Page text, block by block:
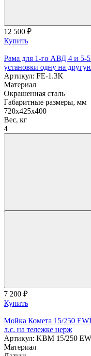
12 500 ₽
Купить
Рама для 1-го АВД 4 и 5-
установки одну на
Артикул: FE-1.3K
Материал
Окрашенная сталь
Габаритные размеры, мм
720х425х400
Вес, кг
4
7 200 ₽
Купить
Мойка Комета 15/250
л.с. на тележке нерж
Артикул: KBM 15/250
Материал